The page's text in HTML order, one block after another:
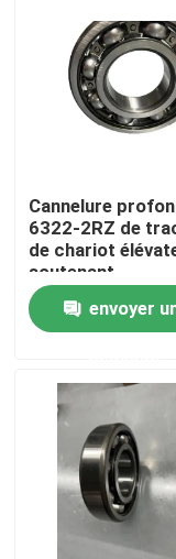
Visite de l'usine
Nous contacter
Des nouvelles
Roulement à
Roulement à
Cannelure
6322-2RZ de
de chariot
soutenant
110x240x50
envoyer